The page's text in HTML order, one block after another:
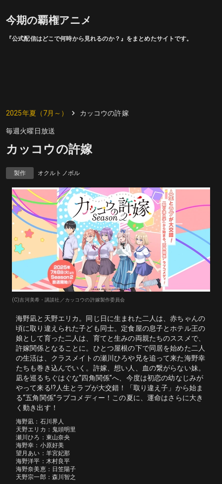
今期の覇権アニメ
『公式配信はどこで何時から見れるのか？』をまとめたサイトです。
2025年夏（7月～） カッコウの許嫁
毎週火曜日放送
カッコウの許嫁
製作 オクルトノボル
(C)吉河美希・講談社／カッコウの許嫁製作委員会
海野凪と天野エリカ。同じ日に生まれた二人は、赤ちゃんの
頃に取り違えられた子ども同士。定食屋の息子とホテル王の
娘として育った二人は、育てと生みの両親たちのススメで、
許嫁関係となることに。ひとつ屋根の下で同居を始めた二人
の生活は、クラスメイトの瀬川ひろや兄を追って来た海野幸
たちも巻き込んでいく。許嫁、想い人、血の繋がらない妹。
凪を巡るちぐはぐな“四角関係”へ、今度は初恋の幼なじみが
やって来る!?人生とラブが大交錯！「取り違え子」から始ま
る“五角関係”ラブコメディー！この夏に、運命はさらに大き
く動き出す！
海野凪：石川界人
天野エリカ：鬼頭明里
瀬川ひろ：東山奈央
海野幸：小原好美
望月あい：羊宮妃那
海野洋平：木村良平
海野奈美恵：日笠陽子
天野宗一郎：森川智之